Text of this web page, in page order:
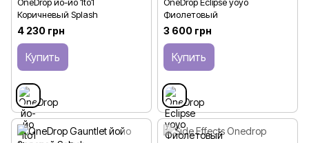
Коричневый Splash
4 230 грн
Купить
Фиолетовый
3 600 грн
Купить